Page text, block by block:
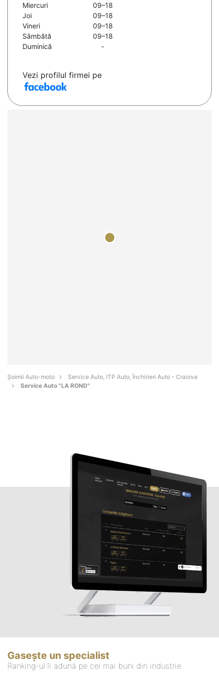
Miercuri
09–18
Joi
09–18
Vineri
09–18
Sâmbătă
09–18
Duminică
-
Vezi profilul firmei pe
Șoimii Auto-moto
Service Auto, ITP Auto, Închirieri Auto - Craiova
Service Auto "LA ROND"
Gasește un specialist
Ranking-ul îi adună pe cei mai buni din industrie